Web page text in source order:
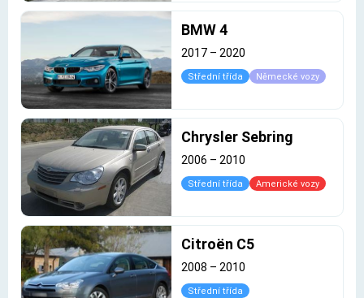
BMW 4
2017 – 2020
Střední třída Německé vozy
Chrysler Sebring
2006 – 2010
Střední třída Americké vozy
Citroën C5
2008 – 2010
Střední třída